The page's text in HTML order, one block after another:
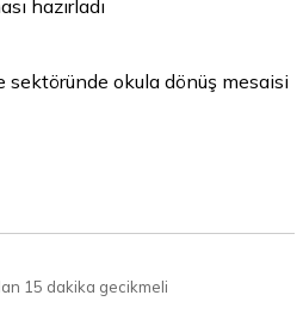
hazırladı
sektöründe okula dönüş mesaisi
15 dakika gecikmeli